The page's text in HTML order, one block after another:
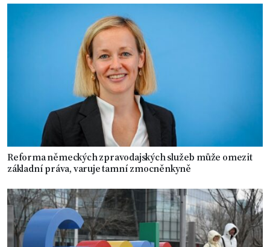
Reforma německých zpravodajských služeb může omezit
základní práva, varuje tamní zmocněnkyně